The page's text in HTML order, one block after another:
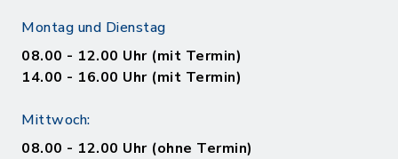
Montag und Dienstag
08.00 - 12.00 Uhr (mit Termin)
14.00 - 16.00 Uhr (mit Termin)
Mittwoch:
08.00 - 12.00 Uhr (ohne Termin)